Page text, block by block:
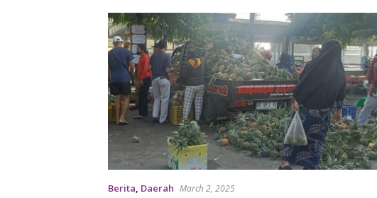
Berita, Daerah March 2, 2025